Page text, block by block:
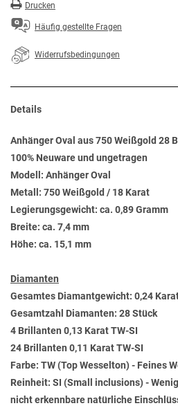
Drucken
Häufig gestellte Fragen
Widerrufsbedingungen
Details
Anhänger Oval aus 750 Weißgold 28
100% Neuware und ungetragen
Modell: Anhänger Oval
Metall: 750 Weißgold / 18 Karat
Legierungsgewicht: ca. 0,89 Gramm
Breite: ca. 7,4 mm
Höhe: ca. 15,1 mm
Diamanten
Gesamtes Diamantgewicht: 0,24
Gesamtzahl Diamanten: 28 Stück
4 Brillanten 0,13 Karat TW-SI
24 Brillanten 0,11 Karat TW-SI
Farbe: TW (Top Wesselton) - Feines
Reinheit: SI (Small inclusions) -
nicht erkennbare natürliche